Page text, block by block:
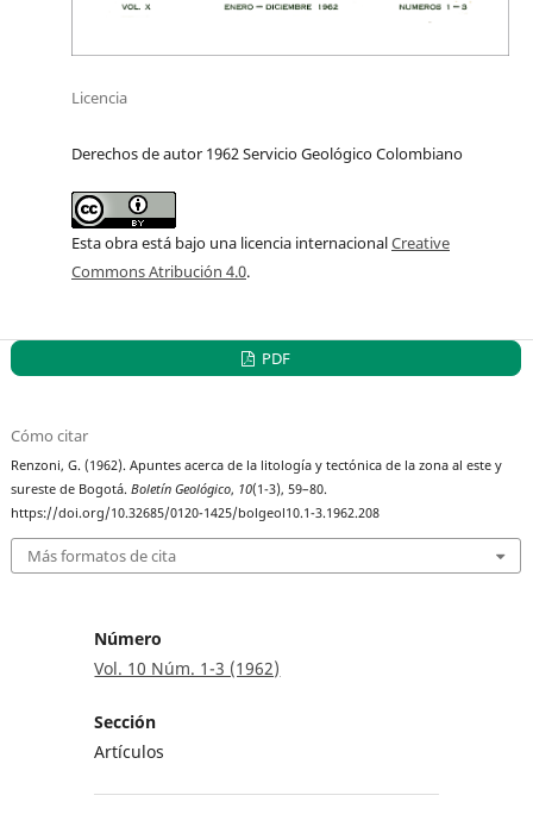
Licencia
Derechos de autor 1962 Servicio Geológico Colombiano
Esta obra está bajo una licencia internacionalCreative
Commons Atribución 4.0.
PDF
Cómo citar
Renzoni, G. (1962). Apuntes acerca de la litología y tectónica de la zona al este y
sureste de Bogotá.Boletín Geológico, 10(1-3), 59–80.
https://doi.org/10.32685/0120-1425/bolgeol10.1-3.1962.208
Más formatos de cita
Número
Vol. 10 Núm. 1-3 (1962)
Sección
Artículos